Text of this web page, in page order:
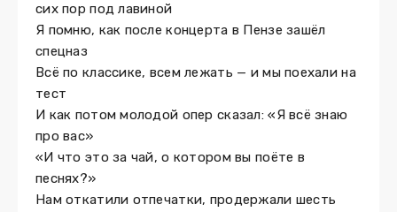
сих пор под лавиной
Я помню, как после концерта в Пензе зашёл
спецназ
Всё по классике, всем лежать — и мы поехали на
тест
И как потом молодой опер сказал: «Я всё знаю
про вас»
«И что это за чай, о котором вы поёте в
песнях?»
Нам откатили отпечатки, продержали шесть